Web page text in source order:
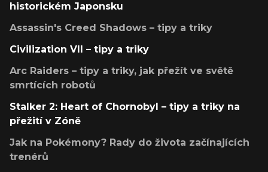
historickém Japonsku
Assassin's Creed Shadows – tipy a triky
Civilization VII – tipy a triky
Arc Raiders – tipy a triky, jak přežít ve světě
smrtících robotů
Stalker 2: Heart of Chornobyl – tipy a triky na
přežití v Zóně
Jak na Pokémony? Rady do života začínajících
trenérů